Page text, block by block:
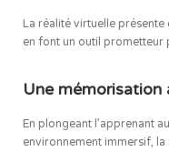
La réalité virtuelle
en font un outil prometteur
Une mémorisation
En plongeant l’apprenant
environnement immersif,